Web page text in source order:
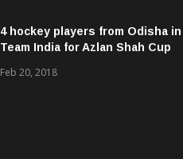
4 hockey players from Odisha in
Team India for Azlan Shah Cup
Feb 20, 2018